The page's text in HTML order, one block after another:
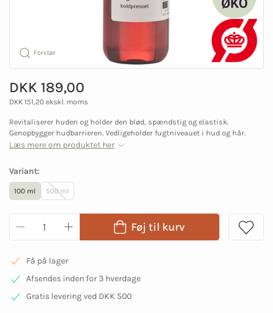
Forstør
DKK 189,00
DKK 151,20 ekskl. moms
Revitaliserer huden og holder den blød, spændstig og elastisk.
Genopbygger hudbarrieren. Vedligeholder fugtniveauet i hud og hår.
Læs mere om produktet her
Variant:
100 ml 500 ml
Føj til kurv
Få på lager
Afsendes inden for 3 hverdage
Gratis levering ved DKK 500